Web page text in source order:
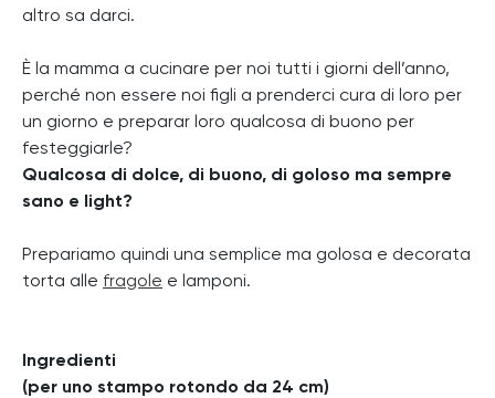
altro sa darci.
È la mamma a cucinare per noi tutti i giorni dell’anno,
perché non essere noi figli a prenderci cura di loro per
un giorno e preparar loro qualcosa di buono per
festeggiarle?
Qualcosa di dolce, di buono, di goloso ma sempre
sano e light?
Prepariamo quindi una semplice ma golosa e decorata
torta alle fragole e lamponi.
Ingredienti
(per uno stampo rotondo da 24 cm)